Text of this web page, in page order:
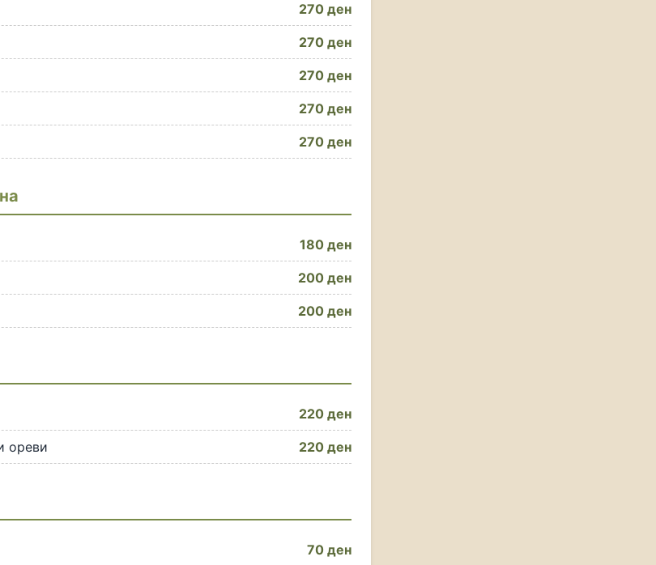
270 ден
270 ден
270 ден
270 ден
270 ден
180 ден
200 ден
200 ден
220 ден
ореви 220 ден
70 ден